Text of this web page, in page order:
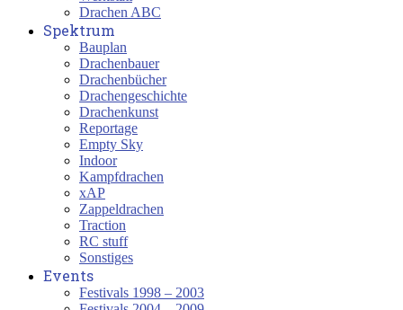
Drachen ABC
Spektrum
Bauplan
Drachenbauer
Drachenbücher
Drachengeschichte
Drachenkunst
Reportage
Empty Sky
Indoor
Kampfdrachen
xAP
Zappeldrachen
Traction
RC stuff
Sonstiges
Events
Festivals 1998 – 2003